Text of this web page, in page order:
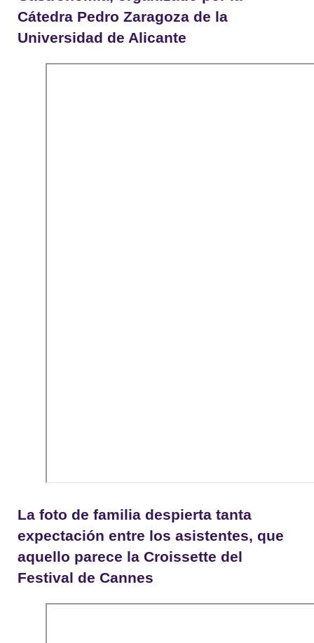
Cátedra Pedro Zaragoza de la
Universidad de Alicante
La foto de familia despierta tanta
expectación entre los asistentes, que
aquello parece la Croissette del
Festival de Cannes